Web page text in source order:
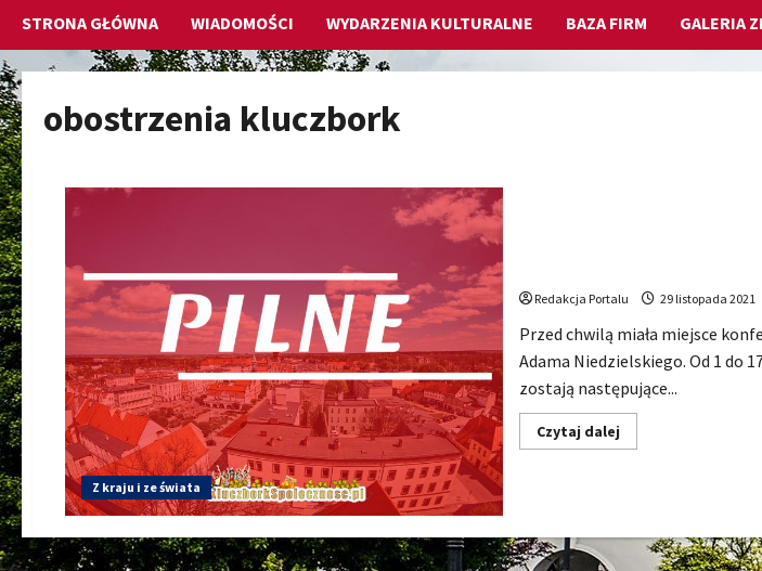
STRONA GŁÓWNA WIADOMOŚCI WYDARZENIA KULTURALNE BAZA FIRM GALERIA
obostrzenia kluczbork
Z kraju i ze świata
Redakcja Portalu 29 listopada 2021
Przed chwilą miała miejsce
Adama Niedzielskiego. Od 1 do
zostają następujące...
Czytaj dalejDowiedz
się
OBOSTRZENIA